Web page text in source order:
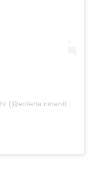
A post shared by Entertainment Tonight (@entertainmenttonight)